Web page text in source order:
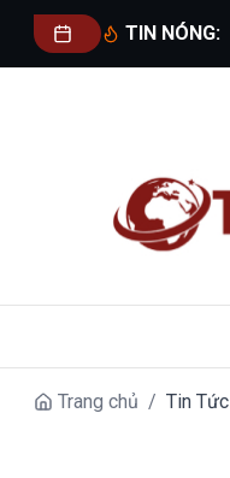
TIN NÓNG:
Trang chủ / Tin Tức